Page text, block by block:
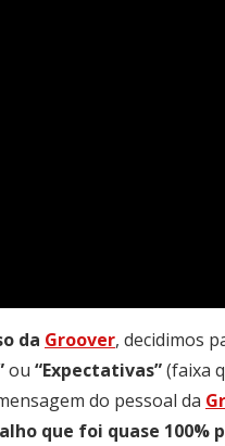
da Groover, decidimos
ou “Expectativas”(faixa
do pessoal da
que foi quase 100%